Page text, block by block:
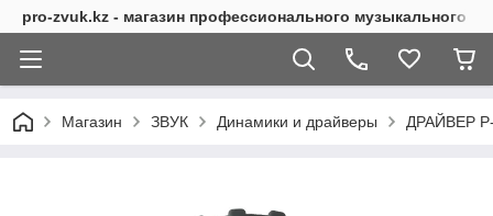
pro-zvuk.kz - магазин профессионального музыкального
Магазин ЗВУК Динамики и драйверы ДРАЙВЕР